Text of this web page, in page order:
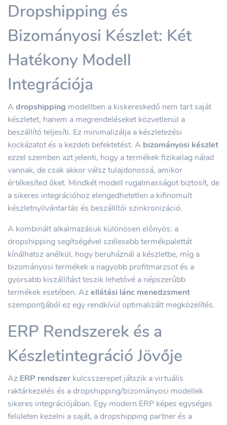
Dropshipping és
Bizományosi Készlet: Két
Hatékony Modell
Integrációja
A dropshipping modellben a kiskereskedő nem tart saját
készletet, hanem a megrendeléseket közvetlenül a
beszállító teljesíti. Ez minimalizálja a készletezési
kockázatot és a kezdeti befektetést. A bizományosi készlet
ezzel szemben azt jelenti, hogy a termékek fizikailag nálad
vannak, de csak akkor válsz tulajdonossá, amikor
értékesíted őket. Mindkét modell rugalmasságot biztosít, de
a sikeres integrációhoz elengedhetetlen a kifinomult
készletnyilvántartás és beszállítói szinkronizáció.
A kombinált alkalmazásuk különösen előnyös: a
dropshipping segítségével szélesebb termékpalettát
kínálhatsz anélkül, hogy beruháznál a készletbe, míg a
bizományosi termékek a nagyobb profitmarzsot és a
gyorsabb kiszállítást teszik lehetővé a népszerűbb
termékek esetében. Azellátási lánc menedzsment
szempontjából ez egy rendkívül optimalizált megközelítés.
ERP Rendszerek és a
Készletintegráció Jövője
Az ERP rendszer kulcsszerepet játszik a virtuális
raktárkezelés és a dropshipping/bizományosi modellek
sikeres integrációjában. Egy modern ERP képes egységes
felületen kezelni a saját, a dropshipping partner és a